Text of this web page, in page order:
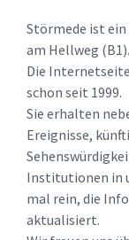
Störmede ist
am Hellweg (B1).
Die
schon seit 1999.
Sie erhalten
Ereignisse,
Institutionen in
mal rein, die
aktualisiert.